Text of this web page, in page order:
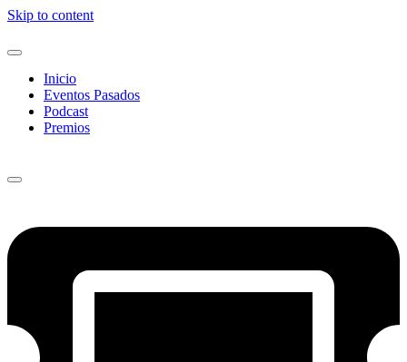
Skip to content
Inicio
Eventos Pasados
Podcast
Premios